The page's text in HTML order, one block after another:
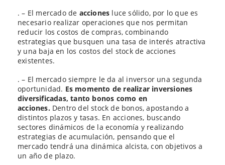
. – El mercado de acciones luce sólido, por lo que es
necesario realizar operaciones que nos permitan
reducir los costos de compras, combinando
estrategias que busquen una tasa de interés atractiva
y una baja en los costos del stock de acciones
existentes.
. – El mercado siempre le da al inversor una segunda
oportunidad. Es momento de realizar inversiones
diversificadas, tanto bonos como en
acciones.Dentro del stock de bonos, apostando a
distintos plazos y tasas. En acciones, buscando
sectores dinámicos de la economía y realizando
estrategias de acumulación, pensando que el
mercado tendrá una dinámica alcista, con objetivos a
un año de plazo.